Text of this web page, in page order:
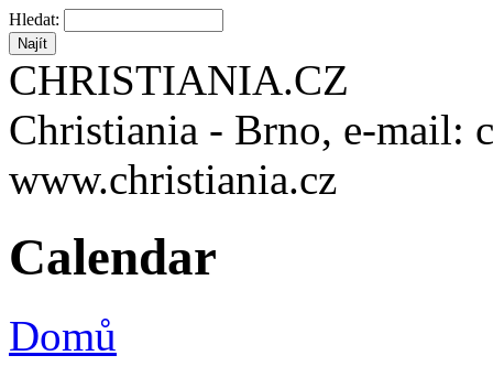
Hledat:
CHRISTIANIA.CZ
Christiania - Brno, e-mail:
www.christiania.cz
Calendar
Domů